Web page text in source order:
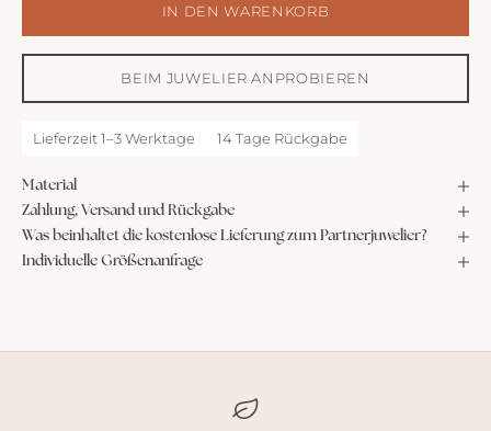
IN DEN WARENKORB
BEIM JUWELIER ANPROBIEREN
Lieferzeit 1–3 Werktage 14 Tage Rückgabe
Material
Zahlung, Versand und Rückgabe
Was beinhaltet die kostenlose Lieferung zum Partnerjuwelier?
Individuelle Größenanfrage